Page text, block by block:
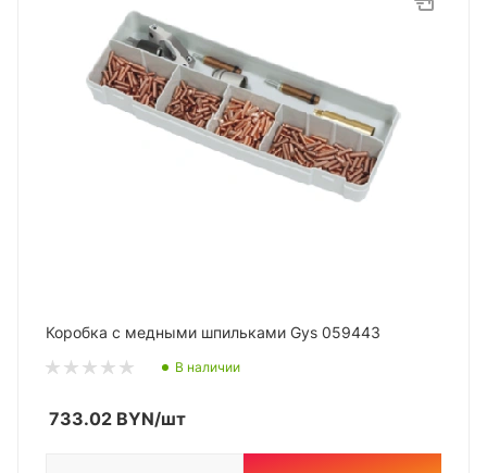
Коробка с медными шпильками Gys 059443
В наличии
733.02 BYN/шт